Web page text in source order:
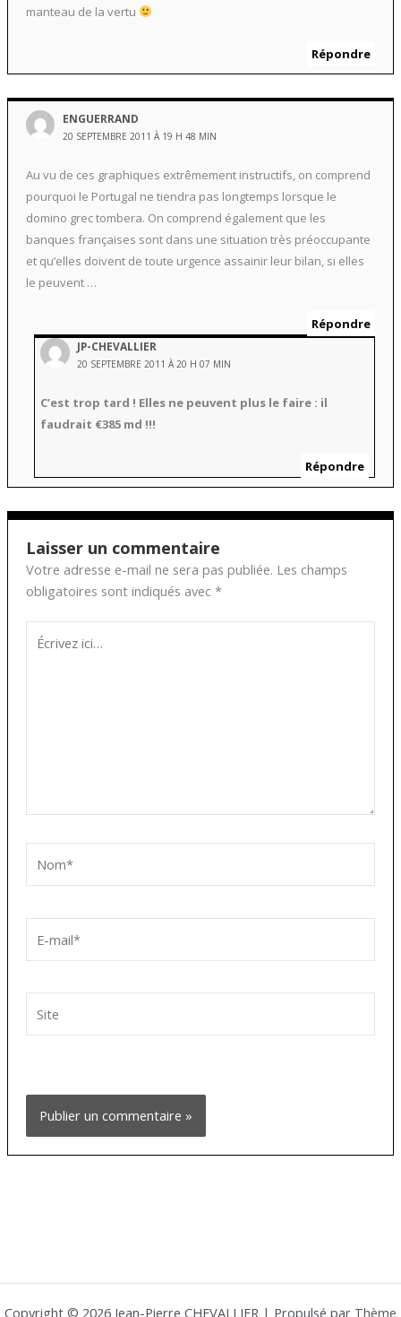
manteau de la vertu
Répondre
ENGUERRAND
20 SEPTEMBRE 2011 À 19 H 48 MIN
Au vu de ces graphiques extrêmement instructifs, on comprend
pourquoi le Portugal ne tiendra pas longtemps lorsque le
domino grec tombera. On comprend également que les
banques françaises sont dans une situation très préoccupante
et qu’elles doivent de toute urgence assainir leur bilan, si elles
le peuvent …
Répondre
JP-CHEVALLIER
20 SEPTEMBRE 2011 À 20 H 07 MIN
C’est trop tard ! Elles ne peuvent plus le faire : il
faudrait €385 md !!!
Répondre
Laisser un commentaire
Votre adresse e-mail ne sera pas publiée. Les champs
obligatoires sont indiqués avec *
ici…
mail*
Copyright © 2026 Jean-Pierre CHEVALLIER | Propulsé par Thème